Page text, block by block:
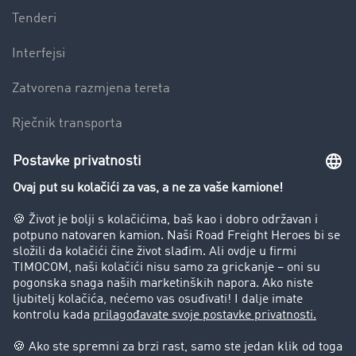
Tenderi
Interfejsi
Zatvorena razmjena tereta
Rječnik transporta
Preduzeće
Success Stories
Korisnici preporučuju korisnike
Blog
Zabrane vožnje za kamione